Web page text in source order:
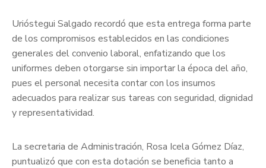
Urióstegui Salgado recordó que esta entrega forma parte
de los compromisos establecidos en las condiciones
generales del convenio laboral, enfatizando que los
uniformes deben otorgarse sin importar la época del año,
pues el personal necesita contar con los insumos
adecuados para realizar sus tareas con seguridad, dignidad
y representatividad.
La secretaria de Administración, Rosa Icela Gómez Díaz,
puntualizó que con esta dotación se beneficia tanto a